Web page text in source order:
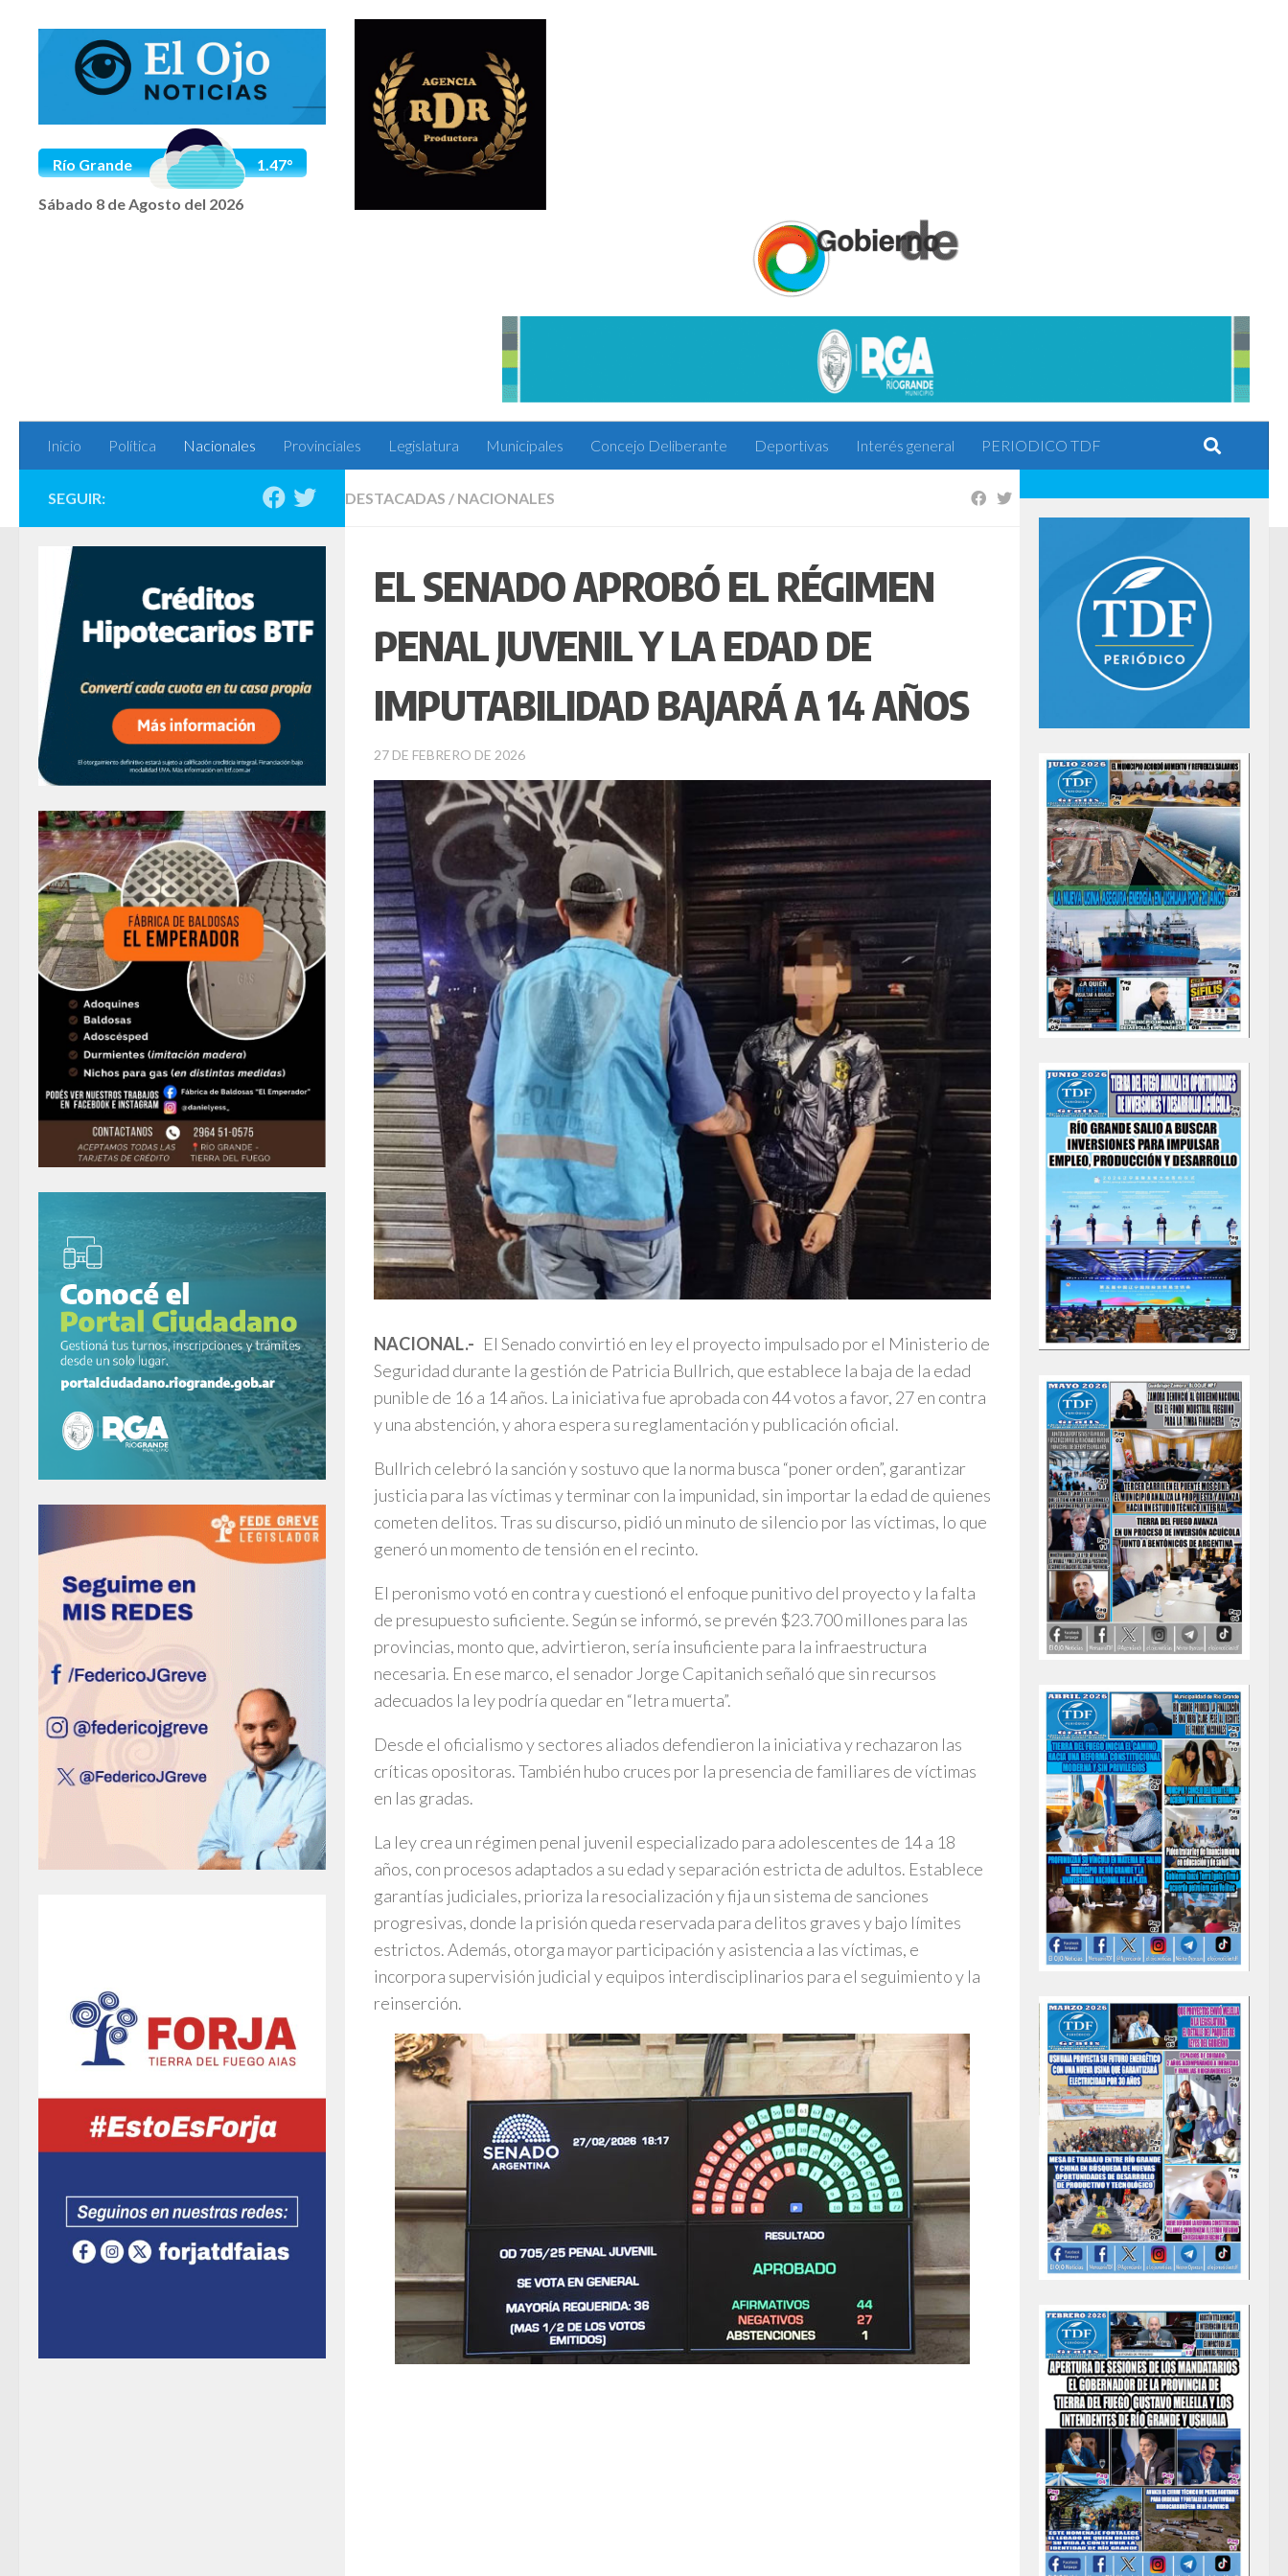
Saltar al contenido
Río Grande 1.47°
Sábado 8 de Agosto del 2026
Inicio Política Nacionales Provinciales Legislatura Municipales Concejo Deliberante Deportivas Interés general PERIODICO TDF
DESTACADAS / NACIONALES
EL SENADO APROBÓ EL RÉGIMEN
PENAL JUVENIL Y LA EDAD DE
IMPUTABILIDAD BAJARÁ A 14 AÑOS
27 DE FEBRERO DE 2026
NACIONAL.- El Senado convirtió en ley el proyecto impulsado por el Ministerio de
Seguridad durante la gestión de Patricia Bullrich, que establece la baja de la edad
punible de 16 a 14 años. La iniciativa fue aprobada con 44 votos a favor, 27 en contra
y una abstención, y ahora espera su reglamentación y publicación oficial.
Bullrich celebró la sanción y sostuvo que la norma busca “poner orden”, garantizar
justicia para las víctimas y terminar con la impunidad, sin importar la edad de quienes
cometen delitos. Tras su discurso, pidió un minuto de silencio por las víctimas, lo que
generó un momento de tensión en el recinto.
El peronismo votó en contra y cuestionó el enfoque punitivo del proyecto y la falta
de presupuesto suficiente. Según se informó, se prevén $23.700 millones para las
provincias, monto que, advirtieron, sería insuficiente para la infraestructura
necesaria. En ese marco, el senador Jorge Capitanich señaló que sin recursos
adecuados la ley podría quedar en “letra muerta”.
Desde el oficialismo y sectores aliados defendieron la iniciativa y rechazaron las
críticas opositoras. También hubo cruces por la presencia de familiares de víctimas
en las gradas.
La ley crea un régimen penal juvenil especializado para adolescentes de 14 a 18
años, con procesos adaptados a su edad y separación estricta de adultos. Establece
garantías judiciales, prioriza la resocialización y fija un sistema de sanciones
progresivas, donde la prisión queda reservada para delitos graves y bajo límites
estrictos. Además, otorga mayor participación y asistencia a las víctimas, e
incorpora supervisión judicial y equipos interdisciplinarios para el seguimiento y la
reinserción.
SEGUIR: